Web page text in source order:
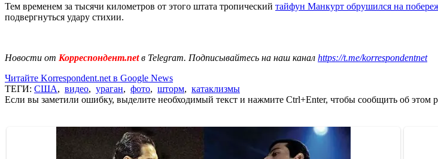
Тем временем за тысячи километров от этого штата тропический тайфун Манкурт обрушился на
подвергнуться удару стихии.
Новости от Корреспондент.netв Telegram. Подписывайтесь на наш канал https://t.me/korrespondentnet
Читайте Korrespondent.net в Google News
ТЕГИ: США, видео, ураган, фото, шторм, катаклизмы
Если вы заметили ошибку, выделите необходимый текст и нажмите Ctrl+Enter, чтобы сообщить об этом